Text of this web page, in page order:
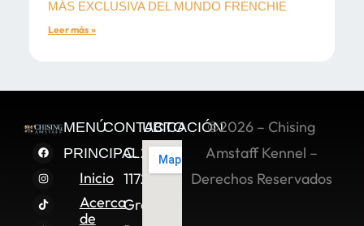
MÁS EXCLUSIVA DEL MUNDO FRENCHIE
Leer más »
MENÚ
PRINCIPAL
Inicio
Acerca
de
CONTACTO
C. 2 Sur
11722,
Granjas
UBICACIÓN©2026 – Chising
Amstaff Kennel –
Derechos Reservados